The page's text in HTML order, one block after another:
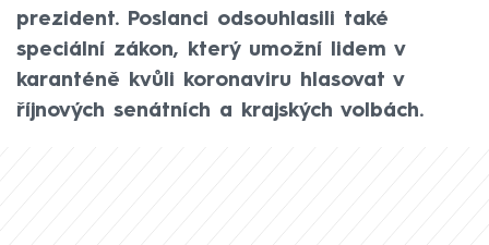
prezident. Poslanci odsouhlasili také
speciální zákon, který umožní lidem v
karanténě kvůli koronaviru hlasovat v
říjnových senátních a krajských volbách.